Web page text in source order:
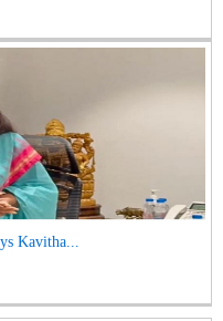
Kavitha...